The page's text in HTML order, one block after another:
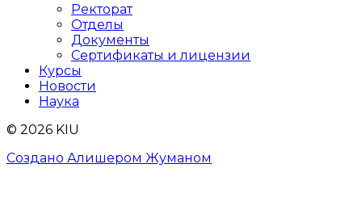
Ректорат
Отделы
Документы
Сертификаты и лицензии
Курсы
Новости
Наука
© 2026 KIU
Создано Алишером Жуманом